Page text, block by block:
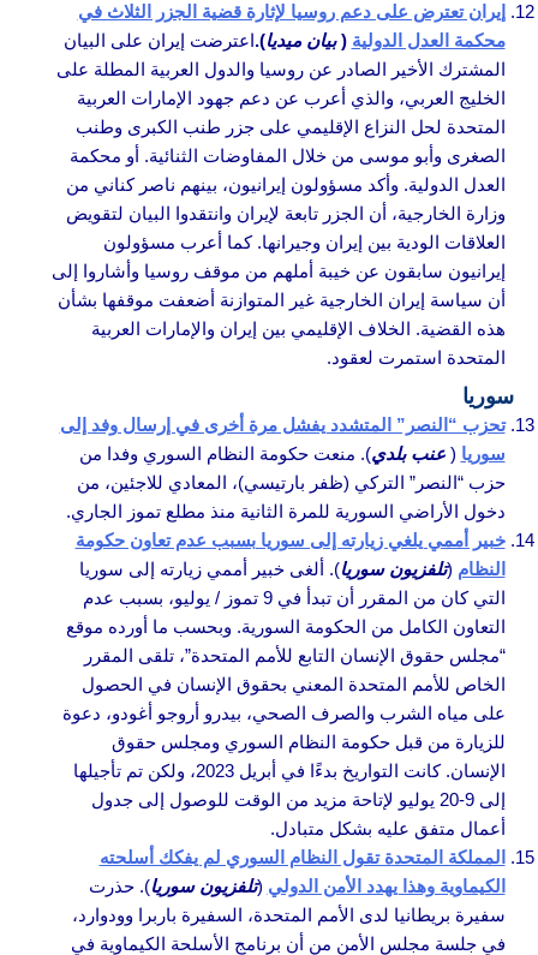
إيران تعترض على دعم روسيا لإثارة قضية الجزر الثلاث في
محكمة العدل الدولية (بيان ميديا).اعترضت إيران على البيان
المشترك الأخير الصادر عن روسيا والدول العربية المطلة على
الخليج العربي، والذي أعرب عن دعم جهود الإمارات العربية
المتحدة لحل النزاع الإقليمي على جزر طنب الكبرى وطنب
الصغرى وأبو موسى من خلال المفاوضات الثنائية. أو محكمة
العدل الدولية. وأكد مسؤولون إيرانيون، بينهم ناصر كناني من
وزارة الخارجية، أن الجزر تابعة لإيران وانتقدوا البيان لتقويض
العلاقات الودية بين إيران وجيرانها. كما أعرب مسؤولون
إيرانيون سابقون عن خيبة أملهم من موقف روسيا وأشاروا إلى
أن سياسة إيران الخارجية غير المتوازنة أضعفت موقفها بشأن
هذه القضية. الخلاف الإقليمي بين إيران والإمارات العربية
المتحدة استمرت لعقود.
سوريا
تحزب “النصر” المتشدد يفشل مرة أخرى في إرسال وفد إلى
سوريا ( عنب بلدي). منعت حكومة النظام السوري وفدا من
حزب “النصر” التركي (ظفر بارتيسي)، المعادي للاجئين، من
دخول الأراضي السورية للمرة الثانية منذ مطلع تموز الجاري.
خبير أممي يلغي زيارته إلى سوريا بسبب عدم تعاون حكومة
النظام (تلفزيون سوريا). ألغى خبير أممي زيارته إلى سوريا
التي كان من المقرر أن تبدأ في 9 تموز / يوليو، بسبب عدم
التعاون الكامل من الحكومة السورية. وبحسب ما أورده موقع
“مجلس حقوق الإنسان التابع للأمم المتحدة”، تلقى المقرر
الخاص للأمم المتحدة المعني بحقوق الإنسان في الحصول
على مياه الشرب والصرف الصحي، بيدرو أروجو أغودو، دعوة
للزيارة من قبل حكومة النظام السوري ومجلس حقوق
الإنسان. كانت التواريخ بدءًا في أبريل 2023، ولكن تم تأجيلها
إلى 9-20 يوليو لإتاحة مزيد من الوقت للوصول إلى جدول
أعمال متفق عليه بشكل متبادل.
المملكة المتحدة تقول النظام السوري لم يفكك أسلحته
الكيماوية وهذا يهدد الأمن الدولي (تلفزيون سوريا). حذرت
سفيرة بريطانيا لدى الأمم المتحدة، السفيرة باربرا وودوارد،
في جلسة مجلس الأمن من أن برنامج الأسلحة الكيماوية في